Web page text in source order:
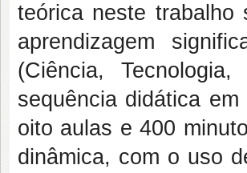
teórica neste trabalho
aprendizagem
(Ciência,
sequência didática
oito aulas e 400
dinâmica, com o uso